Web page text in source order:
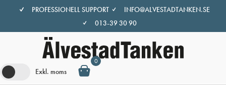
innehåll
PROFESSIONELL SUPPORT
INFO@ALVESTADTANKEN.SE
013-39 30 90
Exkl. moms
0